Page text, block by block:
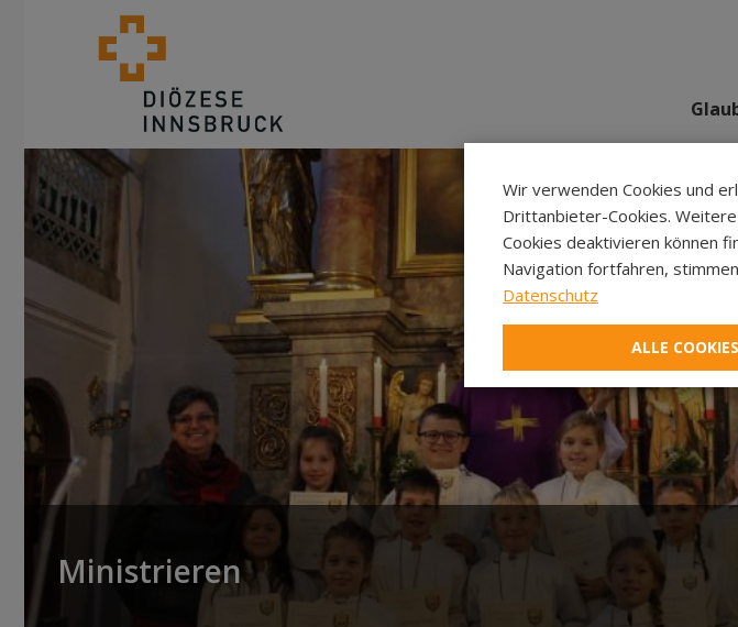
Ministrieren
Wir verwenden Cookies und
Drittanbieter-Cookies.
Cookies deaktivieren können
Navigation fortfahren,
Datenschutz
ALLE